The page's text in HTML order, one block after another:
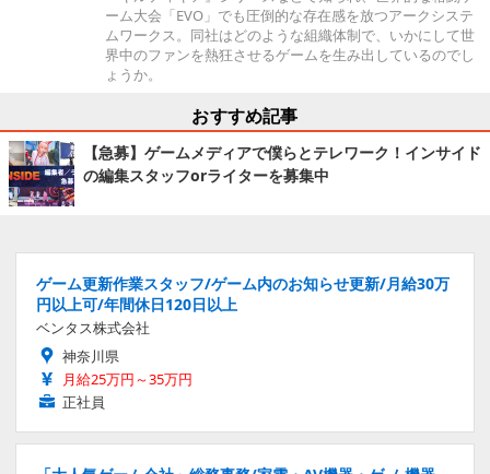
ーム大会「EVO」でも圧倒的な存在感を放つアークシステ
ムワークス。同社はどのような組織体制で、いかにして世
界中のファンを熱狂させるゲームを生み出しているのでし
ょうか。
おすすめ記事
【急募】ゲームメディアで僕らとテレワーク！インサイド
の編集スタッフorライターを募集中
ゲーム更新作業スタッフ/ゲーム内のお知らせ更新/月給30万
円以上可/年間休日120日以上
ベンタス株式会社
神奈川県
月給25万円～35万円
正社員